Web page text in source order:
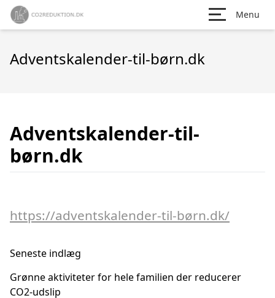
Menu
Adventskalender-til-børn.dk
Adventskalender-til-
børn.dk
https://adventskalender-til-børn.dk/
Seneste indlæg
Grønne aktiviteter for hele familien der reducerer
CO2-udslip